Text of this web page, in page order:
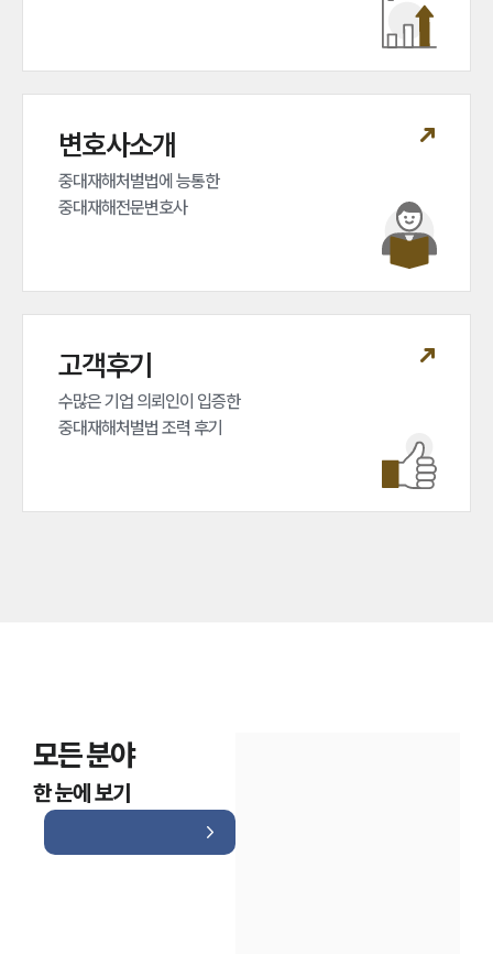
변호사소개
중대재해처벌법에 능통한
중대재해전문변호사
고객후기
수많은 기업 의뢰인이 입증한
중대재해처벌법 조력 후기
모든 분야
한 눈에 보기